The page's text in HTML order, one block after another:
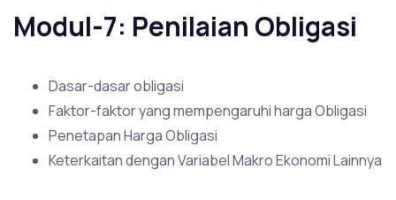
Modul-7: Penilaian Obligasi
Dasar-dasar obligasi
Faktor-faktor yang mempengaruhi harga Obligasi
Penetapan Harga Obligasi
Keterkaitan dengan Variabel Makro Ekonomi Lainnya